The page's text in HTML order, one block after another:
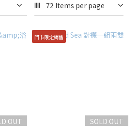
72 Items per page
OUT
門市限定銷售
SOLD OUT